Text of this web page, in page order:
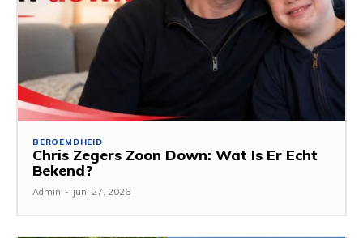
BEROEMDHEID
Chris Zegers Zoon Down: Wat Is Er Echt
Bekend?
Admin - juni 27, 2026